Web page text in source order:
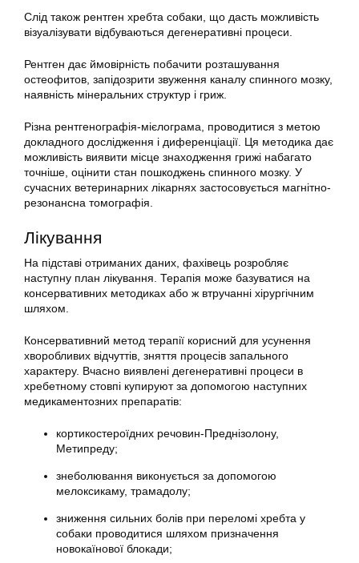
Слід також рентген хребта собаки, що дасть можливість
візуалізувати відбуваються дегенеративні процеси.
Рентген дає ймовірність побачити розташування
остеофитов, запідозрити звуження каналу спинного мозку,
наявність мінеральних структур і гриж.
Різна рентгенографія-мієлограма, проводитися з метою
докладного дослідження і диференціації. Ця методика дає
можливість виявити місце знаходження грижі набагато
точніше, оцінити стан пошкоджень спинного мозку. У
сучасних ветеринарних лікарнях застосовується магнітно-
резонансна томографія.
Лікування
На підставі отриманих даних, фахівець розробляє
наступну план лікування. Терапія може базуватися на
консервативних методиках або ж втручанні хірургічним
шляхом.
Консервативний метод терапії корисний для усунення
хворобливих відчуттів, зняття процесів запального
характеру. Вчасно виявлені дегенеративні процеси в
хребетному стовпі купируют за допомогою наступних
медикаментозних препаратів:
кортикостероїдних речовин-Преднізолону,
Метипреду;
знеболювання виконується за допомогою
мелоксикаму, трамадолу;
зниження сильних болів при переломі хребта у
собаки проводитися шляхом призначення
новокаїнової блокади;